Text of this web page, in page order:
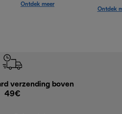
Ontdek meer
Ontdek
verzending boven
49€